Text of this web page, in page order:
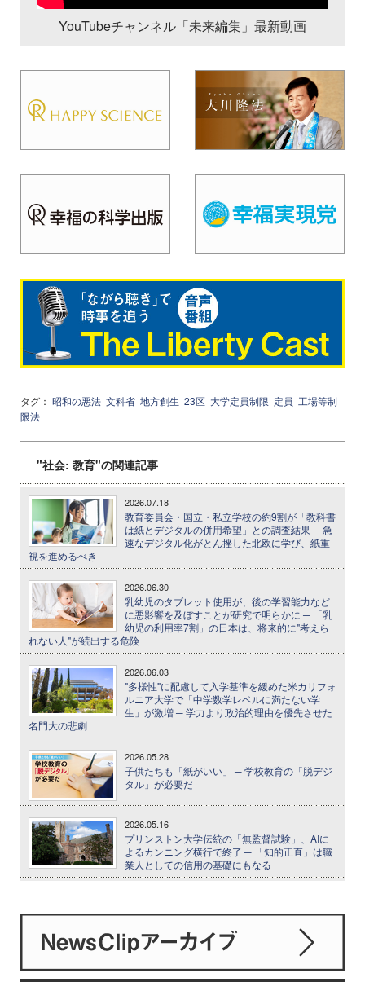
YouTubeチャンネル「未来編集」最新動画
タグ： 昭和の悪法 文科省 地方創生 23区 大学定員制限 定員 工場等制
限法
"社会: 教育"の関連記事
2026.07.18
教育委員会・国立・私立学校の約9割が「教科書
は紙とデジタルの併用希望」との調査結果 ─ 急
速なデジタル化がとん挫した北欧に学び、紙重
視を進めるべき
2026.06.30
乳幼児のタブレット使用が、後の学習能力など
に悪影響を及ぼすことが研究で明らかに ─ 「乳
幼児の利用率7割」の日本は、将来的に"考えら
れない人"が続出する危険
2026.06.03
"多様性"に配慮して入学基準を緩めた米カリフォ
ルニア大学で「中学数学レベルに満たない学
生」が激増 ─ 学力より政治的理由を優先させた
名門大の悲劇
2026.05.28
子供たちも「紙がいい」 ─ 学校教育の「脱デジ
タル」が必要だ
2026.05.16
プリンストン大学伝統の「無監督試験」、AIに
よるカンニング横行で終了 ─ 「知的正直」は職
業人としての信用の基礎にもなる